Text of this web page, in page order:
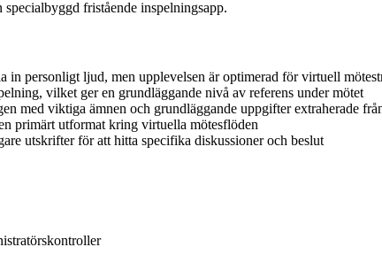
fristående inspelningsapp.
in personligt ljud, men upplevelsen är optimerad för virtuell
vilket ger en grundläggande nivå av referens under mötet
med viktiga ämnen och grundläggande uppgifter extraherade
primärt utformat kring virtuella mötesflöden
utskrifter för att hitta specifika diskussioner och beslut